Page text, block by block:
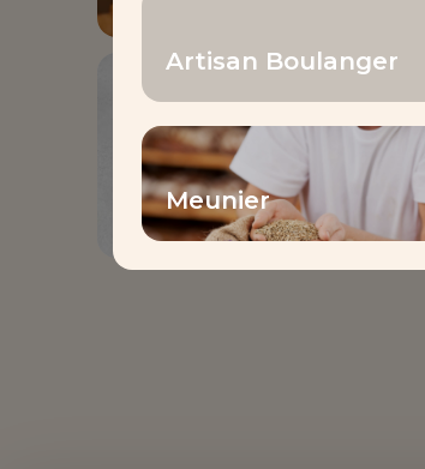
Artisan Boulanger
Meunier
RECETTES
Livre
du